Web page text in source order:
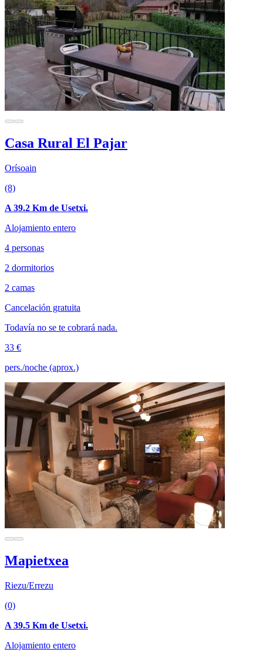
Casa Rural El Pajar
Orísoain
(8)
A 39.2 Km de Usetxi.
Alojamiento entero
4 personas
2 dormitorios
2 camas
Cancelación gratuita
Todavía no se te cobrará nada.
33 €
pers./noche (aprox.)
Mapietxea
Riezu/Errezu
(0)
A 39.5 Km de Usetxi.
Alojamiento entero